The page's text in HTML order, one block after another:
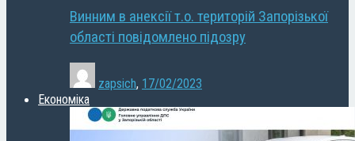
Винним в анексії т.о. територій Запорізької
області повідомлено підозру
zapsich, 17/02/2023
Економіка